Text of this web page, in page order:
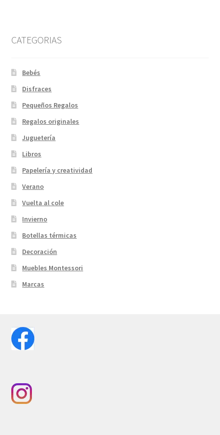
CATEGORIAS
Bebés
Disfraces
Pequeños Regalos
Regalos originales
Juguetería
Libros
Papelería y creatividad
Verano
Vuelta al cole
Invierno
Botellas térmicas
Decoración
Muebles Montessori
Marcas